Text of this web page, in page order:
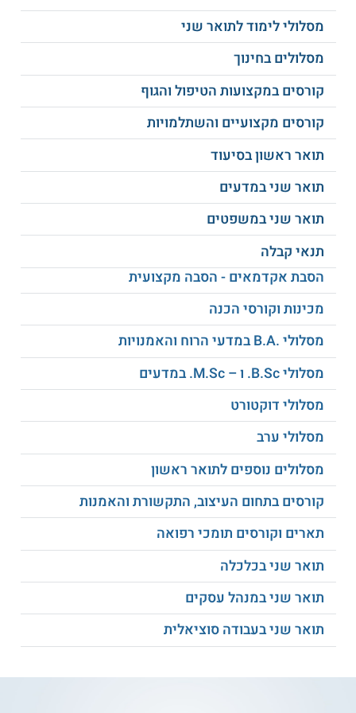
יצירת אפקט אירוני בשיח סגנון ורטוריקה
דפוסי התקשורת הלשונית
מסורת תימן של לשון חז"ל שקיפות ואטימות
מבנה סינטטי בשפות
שמיות
העברית הישראלית
בפריפריה
ריבוי הפנים של משמעות
המילה
תורת הפרגמאטיקה וחקר
השיח
טקסטים מקראיים מול
טקסטים עכשוויים
המערכת הפונטית של
העברית בת זמננו
העיצוב הלשוני בסיפורת
הישראלית המודרנית
תנאי קבלה
המועמדים נדרשים להיות בוגרי תואר ראשון בלשון עברית עם
ממוצע ציונים של 80 ומעלה בחוג זה, וממוצע ציונים בחוג משני
למבחני קבלה, ועליהם לעבור ראיון אישי.
מסלולי לימוד לתואר שני
מסלולים בחינוך
קורסים במקצועות הטיפול והגוף
קורסים מקצועיים והשתלמויות
תואר ראשון בסיעוד
תואר שני במדעים
תואר שני במשפטים
תנאי קבלה
הסבת אקדמאים - הסבה מקצועית
מכינות וקורסי הכנה
מסלולי .B.A במדעי הרוח והאמנויות
מסלולי B.Sc. ו – M.Sc. במדעים
מסלולי דוקטורט
מסלולי ערב
מסלולים נוספים לתואר ראשון
קורסים בתחום העיצוב, התקשורת והאמנות
תארים וקורסים תומכי רפואה
תואר שני בכלכלה
תואר שני במנהל עסקים
תואר שני בעבודה סוציאלית